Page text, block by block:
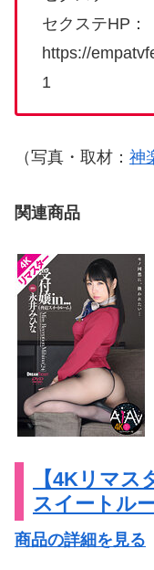
セクステHP：
https://
1
（写真・取材： 神
関連商品
【4Kリマ
スイートル
商品の詳細を見る